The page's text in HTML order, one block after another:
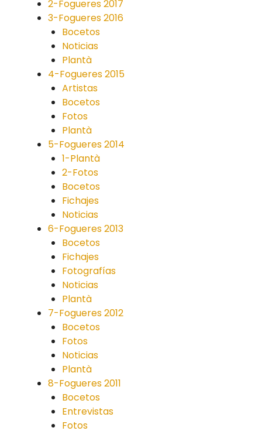
2-Fogueres 2017
3-Fogueres 2016
Bocetos
Noticias
Plantà
4-Fogueres 2015
Artistas
Bocetos
Fotos
Plantà
5-Fogueres 2014
1-Plantà
2-Fotos
Bocetos
Fichajes
Noticias
6-Fogueres 2013
Bocetos
Fichajes
Fotografías
Noticias
Plantà
7-Fogueres 2012
Bocetos
Fotos
Noticias
Plantà
8-Fogueres 2011
Bocetos
Entrevistas
Fotos